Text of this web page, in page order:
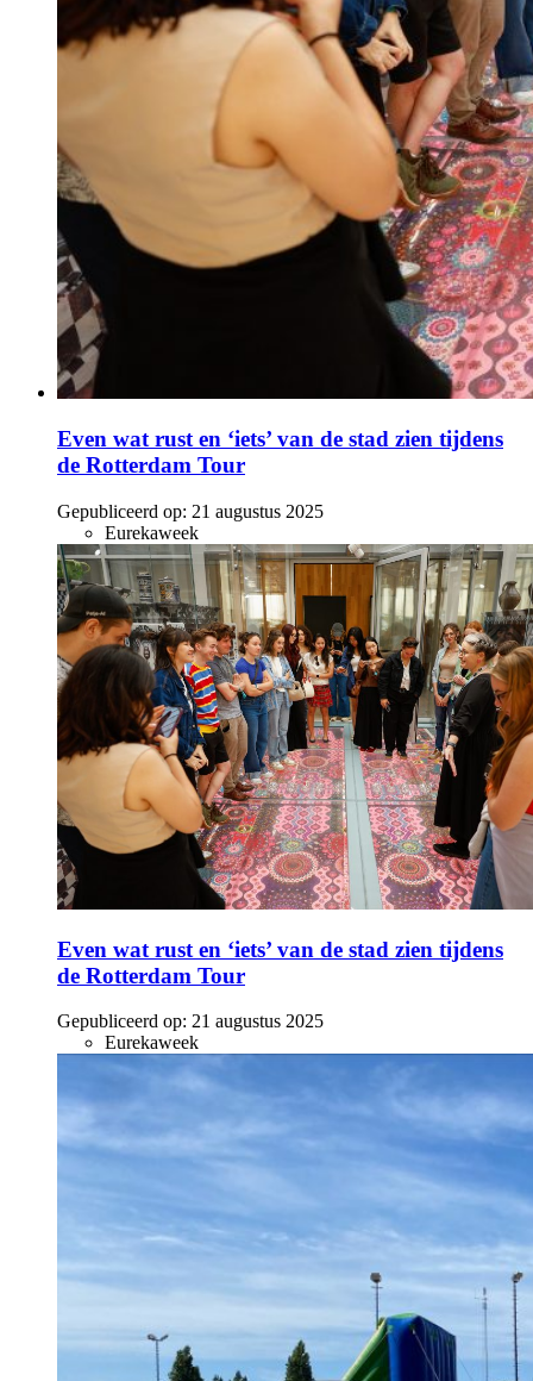
Even wat rust en ‘iets’ van de stad zien tijdens
de Rotterdam Tour
Gepubliceerd op: 21 augustus 2025
Eurekaweek
Even wat rust en ‘iets’ van de stad zien tijdens
de Rotterdam Tour
Gepubliceerd op: 21 augustus 2025
Eurekaweek